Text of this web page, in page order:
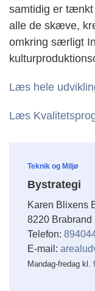
samtidig er tænkt
alle de skæve,
omkring særligt
Læs hele
Læs
Teknik og Miljø
Bystrategi
Karen Blixens
8220 Brabrand
Telefon:
E-mail:
Mandag-fredag kl.